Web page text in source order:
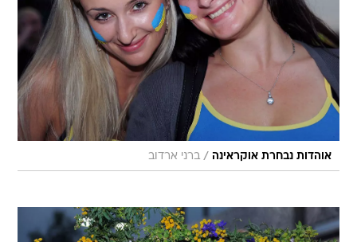
אוהדות נבחרת אוקראינה / ברני ארדוב